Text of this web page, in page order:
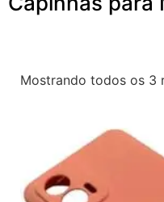
Mostrando todos os 3